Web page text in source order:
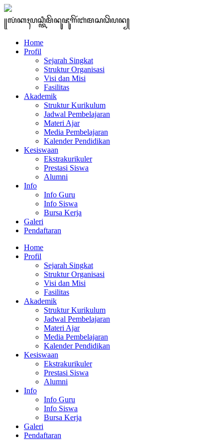
꧋ꦭꦁꦏꦃꦥꦱ꧀ꦠꦶꦩꦼꦤꦸꦗꦸꦒꦼꦂꦧꦁꦩꦱꦣꦼꦥꦤ꧀
Home
Profil
Sejarah Singkat
Struktur Organisasi
Visi dan Misi
Fasilitas
Akademik
Struktur Kurikulum
Jadwal Pembelajaran
Materi Ajar
Media Pembelajaran
Kalender Pendidikan
Kesiswaan
Ekstrakurikuler
Prestasi Siswa
Alumni
Info
Info Guru
Info Siswa
Bursa Kerja
Galeri
Pendaftaran
Home
Profil
Sejarah Singkat
Struktur Organisasi
Visi dan Misi
Fasilitas
Akademik
Struktur Kurikulum
Jadwal Pembelajaran
Materi Ajar
Media Pembelajaran
Kalender Pendidikan
Kesiswaan
Ekstrakurikuler
Prestasi Siswa
Alumni
Info
Info Guru
Info Siswa
Bursa Kerja
Galeri
Pendaftaran